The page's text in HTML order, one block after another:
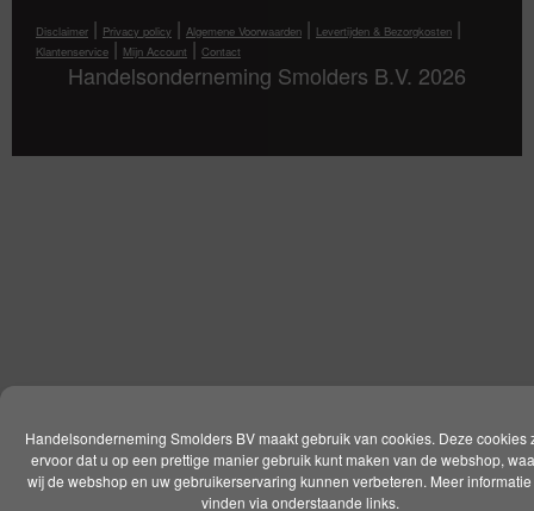
Handelsonderneming Smolders BV maakt gebruik van cookies. Deze cookies
ervoor dat u op een prettige manier gebruik kunt maken van de webshop,
wij de webshop en uw gebruikerservaring kunnen verbeteren. Meer
vinden via onderstaande links.
Disclaimer | Privacy policy | Algemene Voorwaarden | Levertijden & Bezorgkosten |
Klantenservice | Mijn Account | Contact
Handelsonderneming Smolders B.V. 2026